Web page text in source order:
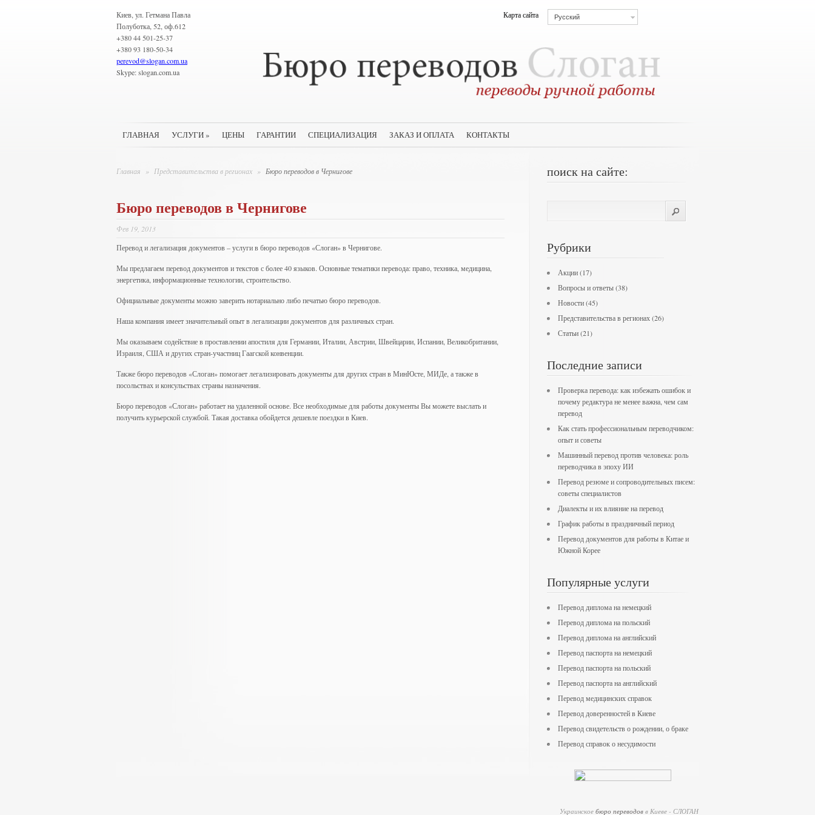
Русский
Карта сайта
Киев, ул. Гетмана Павла
Полуботка, 52, оф.612
+380 44 501-25-37
+380 93 180-50-34
perevod@slogan.com.ua
Skype: slogan.com.ua
ГЛАВНАЯ УСЛУГИ» ЦЕНЫ ГАРАНТИИ СПЕЦИАЛИЗАЦИЯ ЗАКАЗ И ОПЛАТА КОНТАКТЫ
Главная » Представительства в регионах » Бюро переводов в Чернигове
Бюро переводов в Чернигове
Фев 19, 2013
Перевод и легализация документов – услуги в бюро переводов «Слоган» в Чернигове.
Мы предлагаем перевод документов и текстов с более 40 языков. Основные тематики перевода: право, техника, медицина,
энергетика, информационные технологии, строительство.
Официальные документы можно заверить нотариально либо печатью бюро переводов.
Наша компания имеет значительный опыт в легализации документов для различных стран.
Мы оказываем содействие в проставлении апостиля для Германии, Италии, Австрии, Швейцарии, Испании, Великобритании,
Израиля, США и других стран-участниц Гаагской конвенции.
Также бюро переводов «Слоган» помогает легализировать документы для других стран в МинЮсте, МИДе, а также в
посольствах и консульствах страны назначения.
Бюро переводов «Слоган» работает на удаленной основе. Все необходимые для работы документы Вы можете выслать и
получить курьерской службой. Такая доставка обойдется дешевле поездки в Киев.
поиск на сайте:
Рубрики
Акции(17)
Вопросы и ответы(38)
Новости(45)
Представительства в регионах(26)
Статьи(21)
Последние записи
Проверка перевода: как избежать ошибок и
почему редактура не менее важна, чем сам
перевод
Как стать профессиональным переводчиком:
опыт и советы
Машинный перевод против человека: роль
переводчика в эпоху ИИ
Перевод резюме и сопроводительных писем:
советы специалистов
Диалекты и их влияние на перевод
График работы в праздничный период
Перевод документов для работы в Китае и
Южной Корее
Популярные услуги
Перевод диплома на немецкий
Перевод диплома на польский
Перевод диплома на английский
Перевод паспорта на немецкий
Перевод паспорта на польский
Перевод паспорта на английский
Перевод медицинских справок
Перевод доверенностей в Киеве
Перевод свидетельств о рождении, о браке
Перевод справок о несудимости
Украинское бюро переводов в Киеве - СЛОГАН